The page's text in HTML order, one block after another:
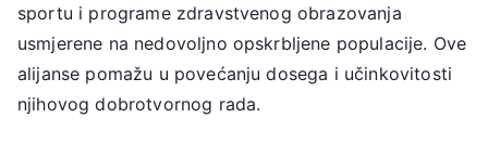
sportu i programe zdravstvenog obrazovanja
usmjerene na nedovoljno opskrbljene populacije. Ove
alijanse pomažu u povećanju dosega i učinkovitosti
njihovog dobrotvornog rada.